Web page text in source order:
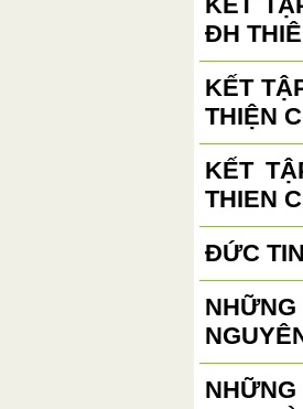
ĐH
KẾT
THIỆN
KẾT
THIEN
ĐỨC